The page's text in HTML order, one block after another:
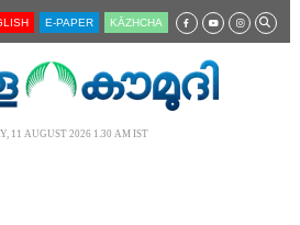
E-PAPER KĀZHCHA
11 AUGUST 2026 1.30 AM IST